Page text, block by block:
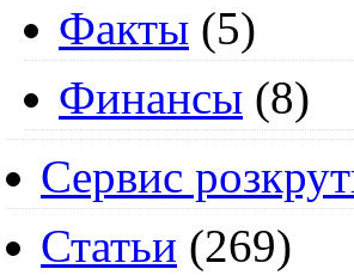
Факты (5)
Финансы (8)
Сервис
Статьи (269)